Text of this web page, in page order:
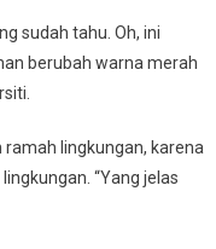
sudah tahu. Oh, ini
berubah warna merah
ramah lingkungan, karena
“Yang jelas